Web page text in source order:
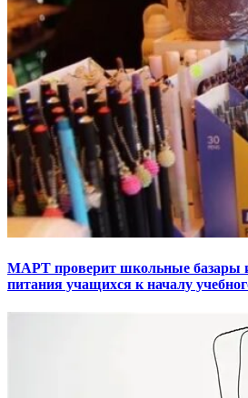
МАРТ проверит школьные базары
питания учащихся к началу